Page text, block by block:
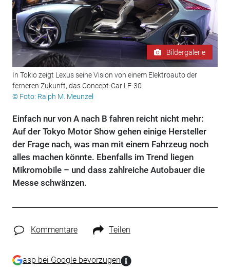
Bildergalerie
In Tokio zeigt Lexus seine Vision von einem Elektroauto der
ferneren Zukunft, das Concept-Car LF-30.
© Foto: Ralph M. Meunzel
Einfach nur von A nach B fahren reicht nicht mehr:
Auf der Tokyo Motor Show gehen einige Hersteller
der Frage nach, was man mit einem Fahrzeug noch
alles machen könnte. Ebenfalls im Trend liegen
Mikromobile – und dass zahlreiche Autobauer die
Messe schwänzen.
Kommentare Teilen
asp bei Google bevorzugen